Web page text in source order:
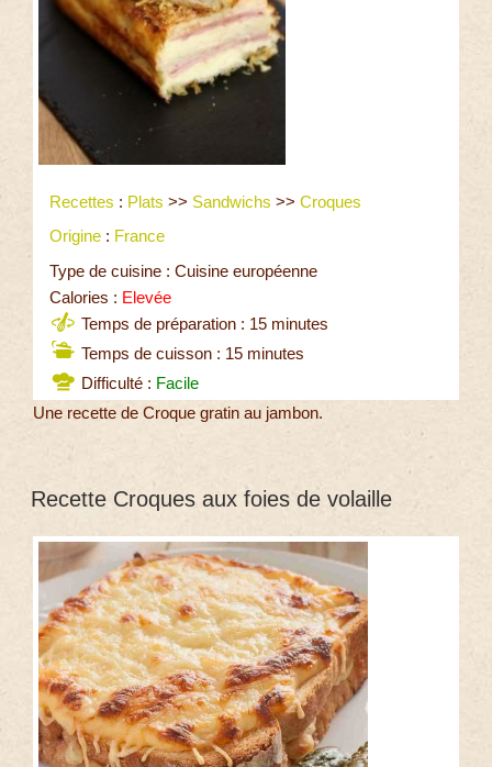
Recettes : Plats >> Sandwichs >> Croques
Origine : France
Type de cuisine : Cuisine européenne
Calories : Elevée
Temps de préparation : 15 minutes
Temps de cuisson : 15 minutes
Difficulté : Facile
Une recette de Croque gratin au jambon.
Recette Croques aux foies de volaille